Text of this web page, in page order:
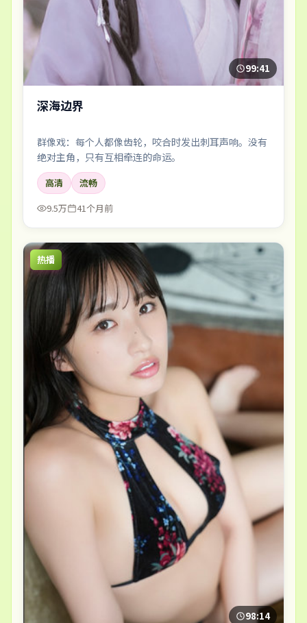
99:41
深海边界
群像戏：每个人都像齿轮，咬合时发出刺耳声响。没有
绝对主角，只有互相牵连的命运。
高清
流畅
9.5万
41个月前
热播
98:14